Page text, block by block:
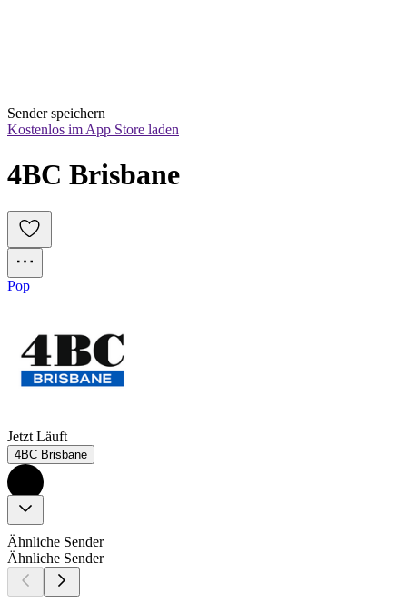
Sender speichern
Kostenlos im App Store laden
4BC Brisbane
Pop
Jetzt Läuft
4BC Brisbane
Ähnliche Sender
Ähnliche Sender